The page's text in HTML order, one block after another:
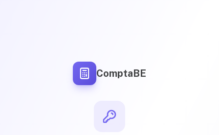
ComptaBE